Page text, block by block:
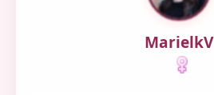
MarielkV